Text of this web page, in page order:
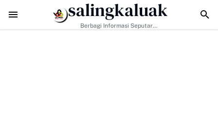
Kerjasama Hankamtibmas Wawako Payakumbuh Jadi
salingkaluak
Berbagi Informasi Seputar